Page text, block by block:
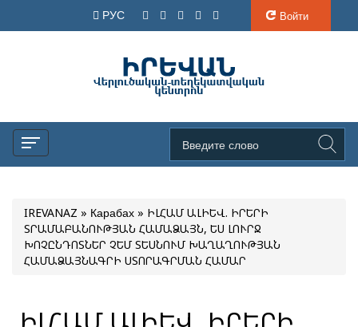
РУС Войти
IREVANAZ » Карабах » ԻԼՀԱՄ ԱԼԻԵՎ. ԻՐԵՐԻ
ՏՐԱՄԱԲԱՆՈՒԹՅԱՆ ՀԱՄԱՁԱՅՆ, ԵՍ ԼՈՒՐՋ
ԽՈՉԸՆԴՈՏՆԵՐ ՉԵՄ ՏԵՍՆՈՒՄ ԽԱՂԱՂՈՒԹՅԱՆ
ՀԱՄԱՁԱՅՆԱԳՐԻ ՍՏՈՐԱԳՐՄԱՆ ՀԱՄԱՐ